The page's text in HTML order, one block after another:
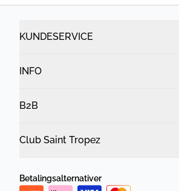
KUNDESERVICE
INFO
B2B
Club Saint Tropez
Betalingsalternativer